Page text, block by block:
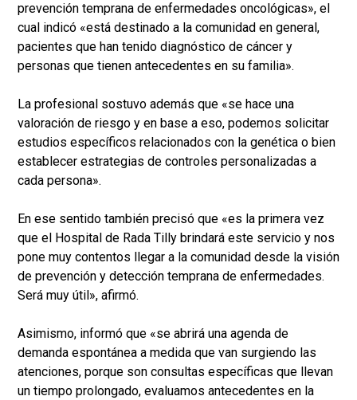
prevención temprana de enfermedades oncológicas», el
cual indicó «está destinado a la comunidad en general,
pacientes que han tenido diagnóstico de cáncer y
personas que tienen antecedentes en su familia».
La profesional sostuvo además que «se hace una
valoración de riesgo y en base a eso, podemos solicitar
estudios específicos relacionados con la genética o bien
establecer estrategias de controles personalizadas a
cada persona».
En ese sentido también precisó que «es la primera vez
que el Hospital de Rada Tilly brindará este servicio y nos
pone muy contentos llegar a la comunidad desde la visión
de prevención y detección temprana de enfermedades.
Será muy útil», afirmó.
Asimismo, informó que «se abrirá una agenda de
demanda espontánea a medida que van surgiendo las
atenciones, porque son consultas específicas que llevan
un tiempo prolongado, evaluamos antecedentes en la